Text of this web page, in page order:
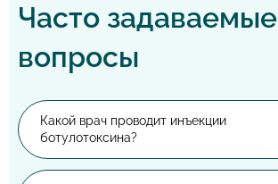
Часто задаваемые
вопросы
Какой врач проводит инъекции
ботулотоксина?